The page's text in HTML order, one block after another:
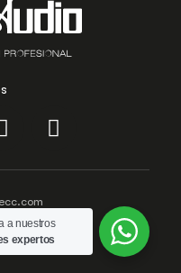
a nuestros
expertos